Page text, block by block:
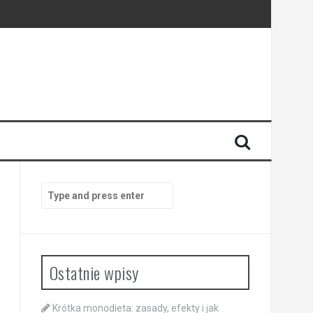
for:
Ostatnie wpisy
Krótka monodieta: zasady, efekty i jak